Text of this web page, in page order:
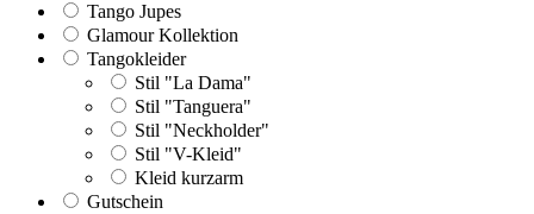
Tango Jupes
Glamour Kollektion
Tangokleider
Stil "La Dama"
Stil "Tanguera"
Stil "Neckholder"
Stil "V-Kleid"
Kleid kurzarm
Gutschein